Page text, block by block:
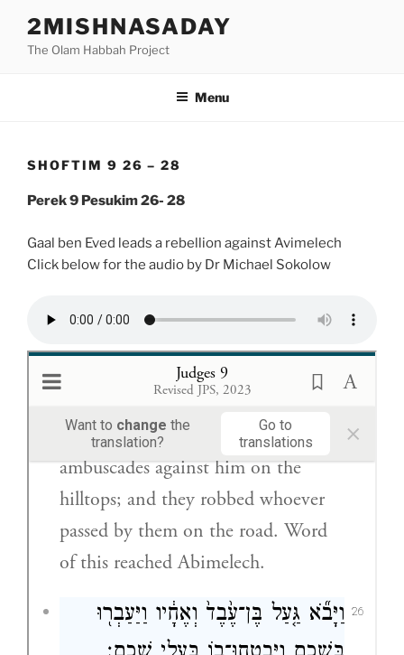
content
2MISHNASADAY
The Olam Habbah Project
Menu
SHOFTIM 9 26 – 28
Perek 9 Pesukim 26- 28
Gaal ben Eved leads a rebellion against Avimelech
Click below for the audio by Dr Michael Sokolow